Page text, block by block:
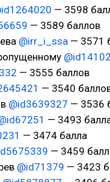
— 3598
— 3589 баллов
@irr_i_ssa — 3571
— 3555 баллов
— 3540
@id3639327 — 3536
— 3493
— 3474 балла
— 3459
@id71379 — 3423